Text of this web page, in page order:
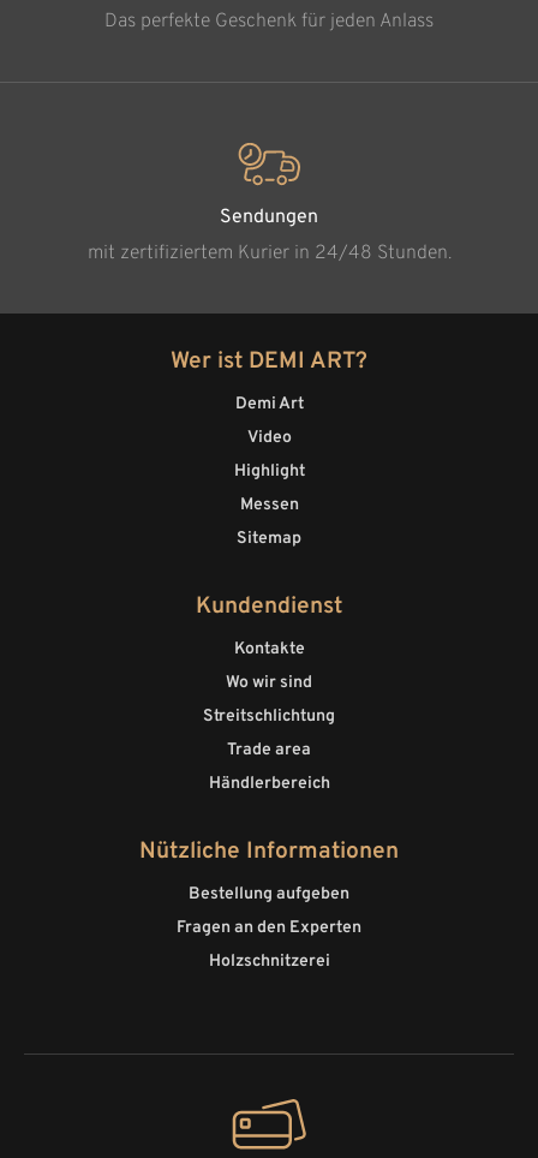
Das perfekte Geschenk für jeden Anlass
Sendungen
mit zertifiziertem Kurier in 24/48 Stunden.
Wer ist DEMI ART?
Demi Art
Video
Highlight
Messen
Sitemap
Kundendienst
Kontakte
Wo wir sind
Streitschlichtung
Trade area
Händlerbereich
Nützliche Informationen
Bestellung aufgeben
Fragen an den Experten
Holzschnitzerei